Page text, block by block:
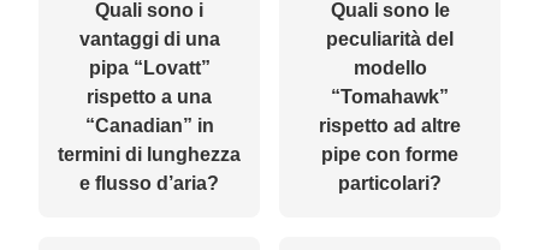
Quali sono i
vantaggi di una
pipa “Lovatt”
rispetto a una
“Canadian” in
termini di lunghezza
e flusso d’aria?
Quali sono le
peculiarità del
modello
“Tomahawk”
rispetto ad altre
pipe con forme
particolari?